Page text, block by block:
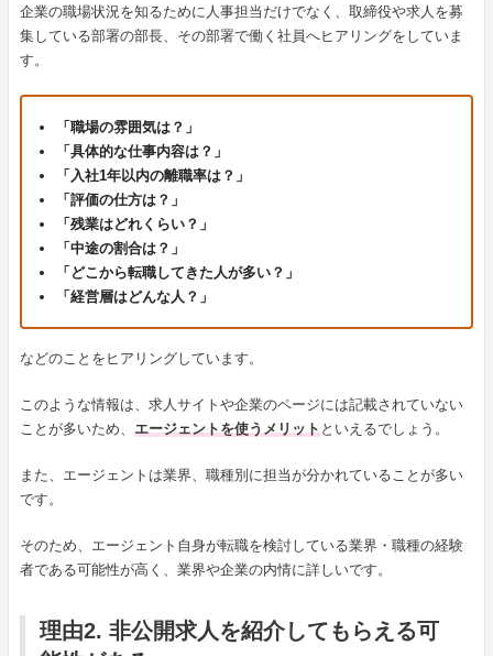
企業の職場状況を知るために人事担当だけでなく、取締役や求人を募
集している部署の部長、その部署で働く社員へヒアリングをしていま
す。
「職場の雰囲気は？」
「具体的な仕事内容は？」
「入社1年以内の離職率は？」
「評価の仕方は？」
「残業はどれくらい？」
「中途の割合は？」
「どこから転職してきた人が多い？」
「経営層はどんな人？」
などのことをヒアリングしています。
このような情報は、求人サイトや企業のページには記載されていない
ことが多いため、 エージェントを使うメリット といえるでしょう。
また、エージェントは業界、職種別に担当が分かれていることが多い
です。
そのため、エージェント自身が転職を検討している業界・職種の経験
者である可能性が高く、業界や企業の内情に詳しいです。
理由2. 非公開求人を紹介してもらえる可